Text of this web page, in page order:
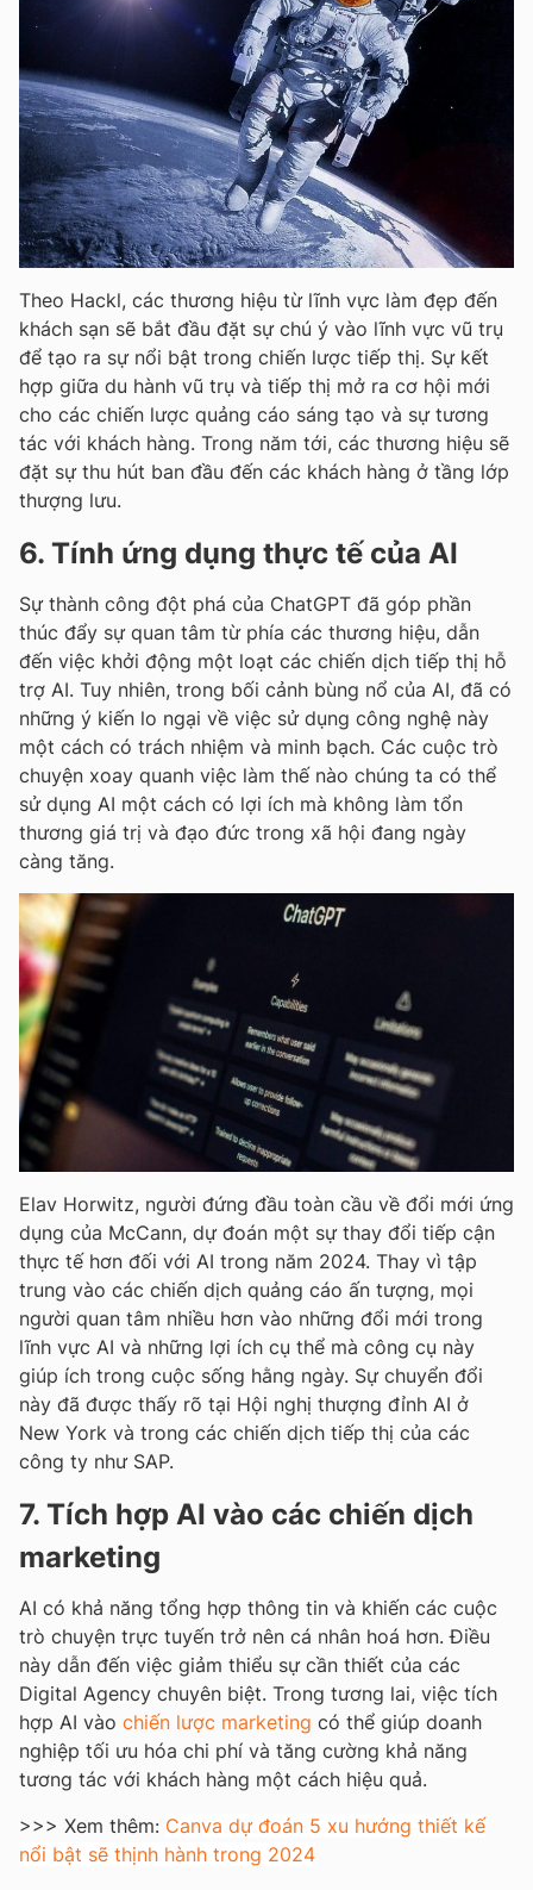
Theo Hackl, các thương hiệu từ lĩnh vực làm đẹp đến
khách sạn sẽ bắt đầu đặt sự chú ý vào lĩnh vực vũ trụ
để tạo ra sự nổi bật trong chiến lược tiếp thị. Sự kết
hợp giữa du hành vũ trụ và tiếp thị mở ra cơ hội mới
cho các chiến lược quảng cáo sáng tạo và sự tương
tác với khách hàng. Trong năm tới, các thương hiệu sẽ
đặt sự thu hút ban đầu đến các khách hàng ở tầng lớp
thượng lưu.
6. Tính ứng dụng thực tế của AI
Sự thành công đột phá của ChatGPT đã góp phần
thúc đẩy sự quan tâm từ phía các thương hiệu, dẫn
đến việc khởi động một loạt các chiến dịch tiếp thị hỗ
trợ AI. Tuy nhiên, trong bối cảnh bùng nổ của AI, đã có
những ý kiến lo ngại về việc sử dụng công nghệ này
một cách có trách nhiệm và minh bạch. Các cuộc trò
chuyện xoay quanh việc làm thế nào chúng ta có thể
sử dụng AI một cách có lợi ích mà không làm tổn
thương giá trị và đạo đức trong xã hội đang ngày
càng tăng.
Elav Horwitz, người đứng đầu toàn cầu về đổi mới ứng
dụng của McCann, dự đoán một sự thay đổi tiếp cận
thực tế hơn đối với AI trong năm 2024. Thay vì tập
trung vào các chiến dịch quảng cáo ấn tượng, mọi
người quan tâm nhiều hơn vào những đổi mới trong
lĩnh vực AI và những lợi ích cụ thể mà công cụ này
giúp ích trong cuộc sống hằng ngày. Sự chuyển đổi
này đã được thấy rõ tại Hội nghị thượng đỉnh AI ở
New York và trong các chiến dịch tiếp thị của các
công ty như SAP.
7. Tích hợp AI vào các chiến dịch
marketing
AI có khả năng tổng hợp thông tin và khiến các cuộc
trò chuyện trực tuyến trở nên cá nhân hoá hơn. Điều
này dẫn đến việc giảm thiểu sự cần thiết của các
Digital Agency chuyên biệt. Trong tương lai, việc tích
hợp AI vào chiến lược marketing có thể giúp doanh
nghiệp tối ưu hóa chi phí và tăng cường khả năng
tương tác với khách hàng một cách hiệu quả.
>>> Xem thêm: Canva dự đoán 5 xu hướng thiết kế
nổi bật sẽ thịnh hành trong 2024